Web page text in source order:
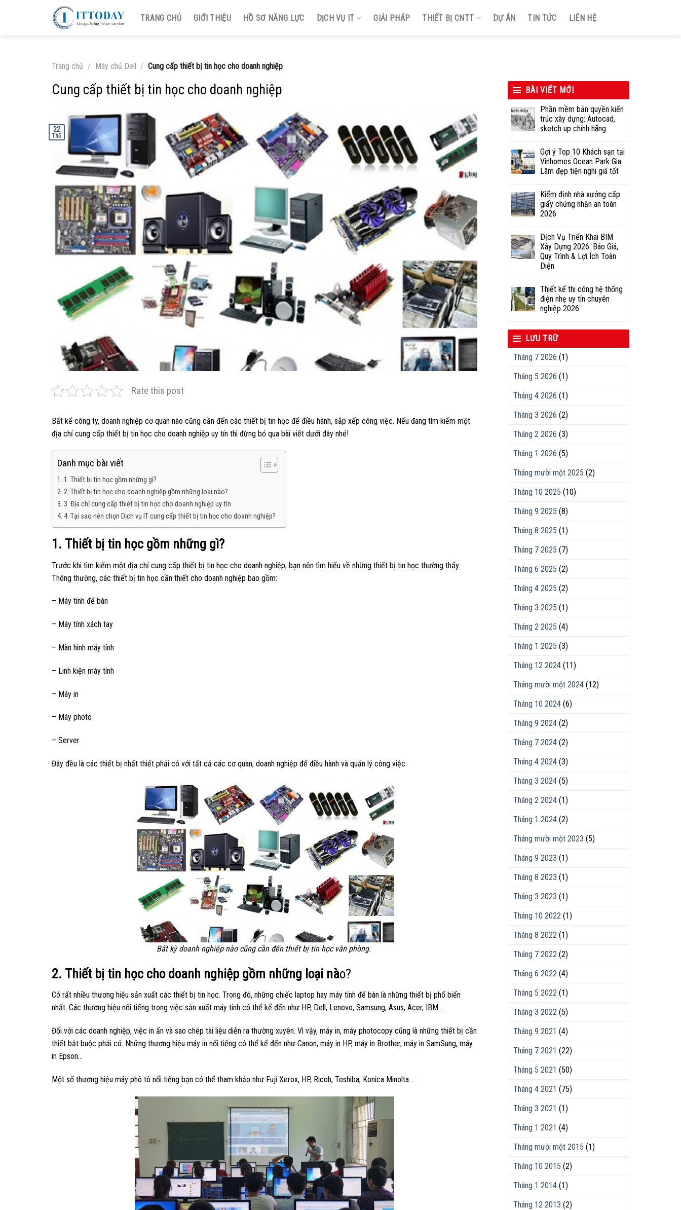
TRANG CHỦ GIỚI THIỆU HỒ SƠ NĂNG LỰC DỊCH VỤ IT GIẢI PHÁP THIẾT BỊ CNTT DỰ ÁN TIN TỨC LIÊN HỆ
Trang chủ / Máy chủ Dell / Cung cấp thiết bị tin học cho doanh nghiệp
Cung cấp thiết bị tin học cho doanh nghiệp
22
Th5
Rate this post
Bất kể công ty, doanh nghiệp cơ quan nào cũng cần đến các thiết bị tin học để điều hành, sắp xếp công việc. Nếu đang tìm kiếm một
địa chỉ cung cấp thiết bị tin học cho doanh nghiệp uy tín thì đừng bỏ qua bài viết dưới đây nhé!
Danh mục bài viết
1. Thiết bị tin học gồm những gì?
2. Thiết bị tin học cho doanh nghiệp gồm những loại nào?
3. Địa chỉ cung cấp thiết bị tin học cho doanh nghiệp uy tín
4. Tại sao nên chọn Dịch vụ IT cung cấp thiết bị tin học cho doanh nghiệp?
1. Thiết bị tin học gồm những gì?
Trước khi tìm kiếm một địa chỉ cung cấp thiết bị tin học cho doanh nghiệp, bạn nên tìm hiểu về những thiết bị tin học thường thấy.
Thông thường, các thiết bị tin học cần thiết cho doanh nghiệp bao gồm:
– Máy tính để bàn
– Máy tính xách tay
– Màn hình máy tính
– Linh kiện máy tính
– Máy in
– Máy photo
– Server
Đây đều là các thiết bị nhất thiết phải có với tất cả các cơ quan, doanh nghiệp để điều hành và quản lý công việc.
Bất kỳ doanh nghiệp nào cũng cần đến thiết bị tin học văn phòng.
2. Thiết bị tin học cho doanh nghiệp gồm những loại nào?
Có rất nhiều thương hiệu sản xuất các thiết bị tin học. Trong đó, những chiếc laptop hay máy tính để bàn là những thiết bị phổ biến
nhất. Các thương hiệu nổi tiếng trong việc sản xuất máy tính có thể kể đến như HP, Dell, Lenovo, Samsung, Asus, Acer, IBM…
Đối với các doanh nghiệp, việc in ấn và sao chép tài liệu diễn ra thường xuyên. Vì vậy, máy in, máy photocopy cũng là những thiết bị cần
thiết bắt buộc phải có. Những thương hiệu máy in nổi tiếng có thể kể đến như Canon, máy in HP, máy in Brother, máy in SamSung, máy
in Epson…
Một số thương hiệu máy phô tô nổi tiếng bạn có thể tham khảo như Fuji Xerox, HP, Ricoh, Toshiba, Konica Minolta….
BÀI VIẾT MỚI
Phần mềm bản quyền kiến
trúc xây dựng: Autocad,
sketch up chính hãng
Gợi ý Top 10 Khách sạn tại
Vinhomes Ocean Park Gia
Lâm đẹp tiện nghi giá tốt
Kiểm định nhà xưởng cấp
giấy chứng nhận an toàn
2026
Dịch Vụ Triển Khai BIM
Xây Dựng 2026: Báo Giá,
Quy Trình & Lợi Ích Toàn
Diện
Thiết kế thi công hệ thống
điện nhẹ uy tín chuyên
nghiệp 2026
LƯU TRỮ
Tháng 7 2026 (1)
Tháng 5 2026 (1)
Tháng 4 2026 (1)
Tháng 3 2026 (2)
Tháng 2 2026 (3)
Tháng 1 2026 (5)
Tháng mười một 2025 (2)
Tháng 10 2025 (10)
Tháng 9 2025 (8)
Tháng 8 2025 (1)
Tháng 7 2025 (7)
Tháng 6 2025 (2)
Tháng 4 2025 (2)
Tháng 3 2025 (1)
Tháng 2 2025 (4)
Tháng 1 2025 (3)
Tháng 12 2024 (11)
Tháng mười một 2024 (12)
Tháng 10 2024 (6)
Tháng 9 2024 (2)
Tháng 7 2024 (2)
Tháng 4 2024 (3)
Tháng 3 2024 (5)
Tháng 2 2024 (1)
Tháng 1 2024 (2)
Tháng mười một 2023 (5)
Tháng 9 2023 (1)
Tháng 8 2023 (1)
Tháng 3 2023 (1)
Tháng 10 2022 (1)
Tháng 8 2022 (1)
Tháng 7 2022 (2)
Tháng 6 2022 (4)
Tháng 5 2022 (1)
Tháng 3 2022 (5)
Tháng 9 2021 (4)
Tháng 7 2021 (22)
Tháng 5 2021 (50)
Tháng 4 2021 (75)
Tháng 3 2021 (1)
Tháng 1 2021 (4)
Tháng mười một 2015 (1)
Tháng 10 2015 (2)
Tháng 1 2014 (1)
Tháng 12 2013 (2)